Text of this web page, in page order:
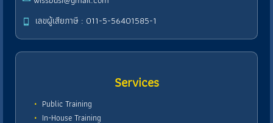
เลขผู้เสียภาษี : 011-5-56401585-1
Services
Public Training
In-House Training